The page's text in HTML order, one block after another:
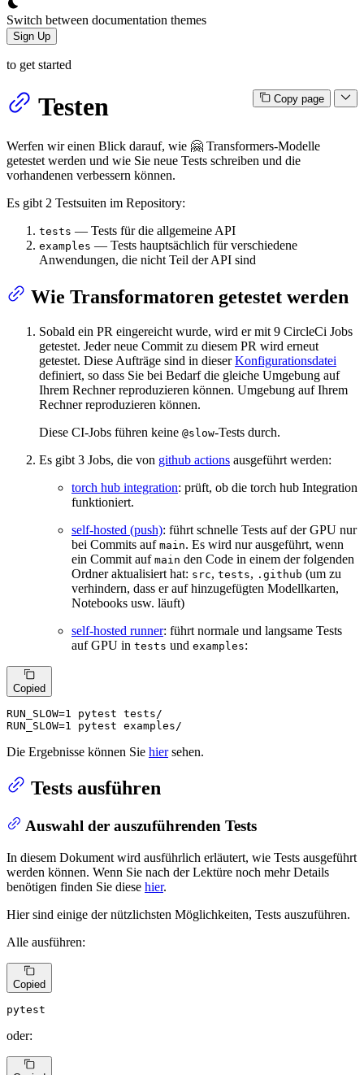
Switch between documentation themes
Sign Up
to get started
Copy page
Testen
Werfen wir einen Blick darauf, wie 🤗 Transformers-Modelle
getestet werden und wie Sie neue Tests schreiben und die
vorhandenen verbessern können.
Es gibt 2 Testsuiten im Repository:
tests — Tests für die allgemeine API
examples — Tests hauptsächlich für verschiedene
Anwendungen, die nicht Teil der API sind
Wie Transformatoren getestet werden
Sobald ein PR eingereicht wurde, wird er mit 9 CircleCi Jobs
getestet. Jeder neue Commit zu diesem PR wird erneut
getestet. Diese Aufträge sind in dieserKonfigurationsdatei
definiert, so dass Sie bei Bedarf die gleiche Umgebung auf
Ihrem Rechner reproduzieren können. Umgebung auf Ihrem
Rechner reproduzieren können.
Diese CI-Jobs führen keine @slow-Tests durch.
Es gibt 3 Jobs, die von github actions ausgeführt werden:
torch hub integration: prüft, ob die torch hub Integration
funktioniert.
self-hosted (push): führt schnelle Tests auf der GPU nur
bei Commits auf main. Es wird nur ausgeführt, wenn
ein Commit auf main den Code in einem der folgenden
Ordner aktualisiert hat: src, tests, .github (um zu
verhindern, dass er auf hinzugefügten Modellkarten,
Notebooks usw. läuft)
self-hosted runner: führt normale und langsame Tests
auf GPU in tests und examples:
Copied
RUN_SLOW=1 pytest tests/
RUN_SLOW=1 pytest examples/
Die Ergebnisse können Sie hiersehen.
Tests ausführen
Auswahl der auszuführenden Tests
In diesem Dokument wird ausführlich erläutert, wie Tests ausgeführt
werden können. Wenn Sie nach der Lektüre noch mehr Details
benötigen finden Sie diese hier.
Hier sind einige der nützlichsten Möglichkeiten, Tests auszuführen.
Alle ausführen:
Copied
pytest
oder: